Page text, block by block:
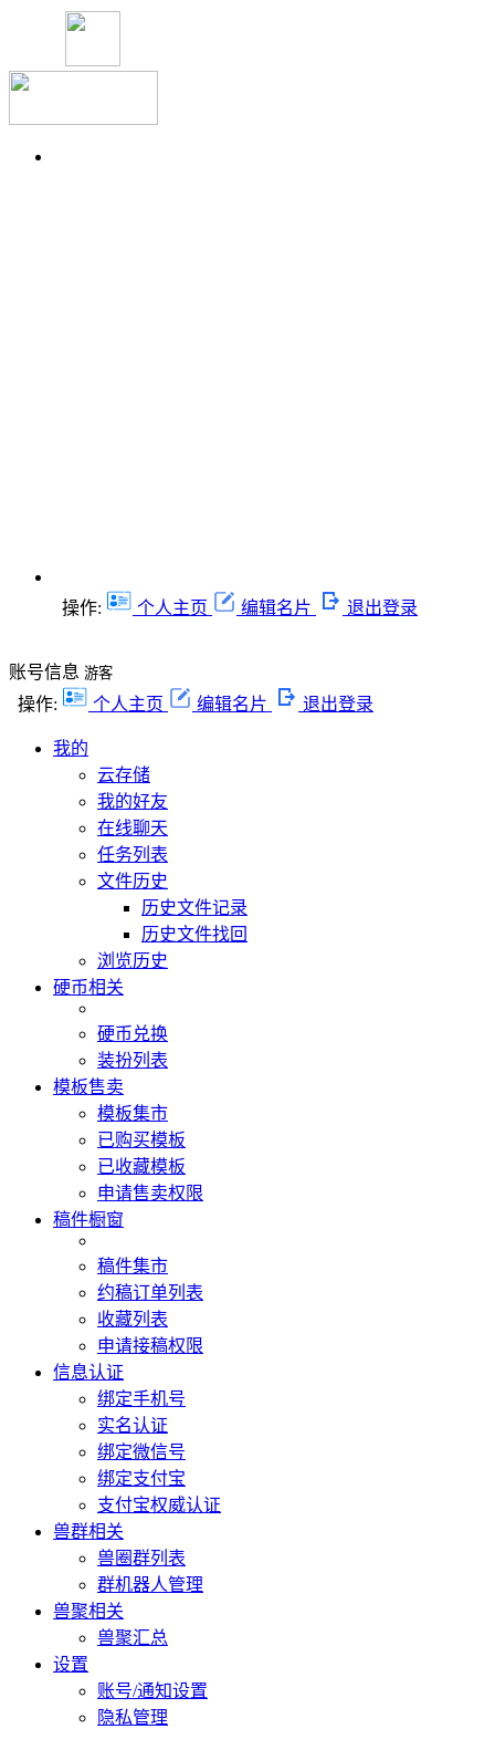
操作: 个人主页 编辑名片 退出登录
账号信息 游客
操作: 个人主页 编辑名片 退出登录
我的
云存储
我的好友
在线聊天
任务列表
文件历史
历史文件记录
历史文件找回
浏览历史
硬币相关
硬币兑换
装扮列表
模板售卖
模板集市
已购买模板
已收藏模板
申请售卖权限
稿件橱窗
稿件集市
约稿订单列表
收藏列表
申请接稿权限
信息认证
绑定手机号
实名认证
绑定微信号
绑定支付宝
支付宝权威认证
兽群相关
兽圈群列表
群机器人管理
兽聚相关
兽聚汇总
设置
账号/通知设置
隐私管理